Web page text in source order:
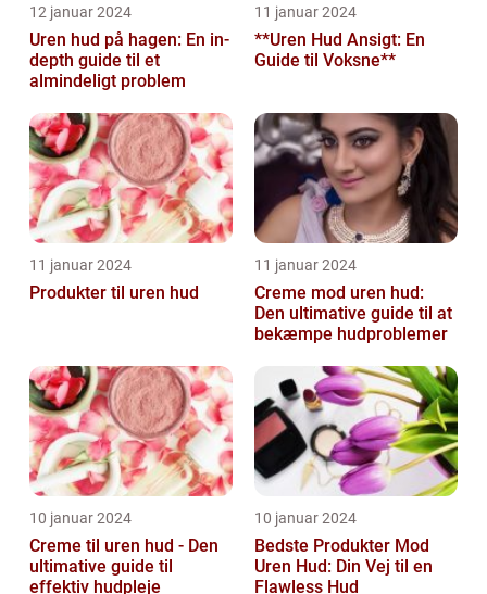
12 januar 2024
Uren hud på hagen: En in-
depth guide til et
almindeligt problem
11 januar 2024
**Uren Hud Ansigt: En
Guide til Voksne**
11 januar 2024
Produkter til uren hud
11 januar 2024
Creme mod uren hud:
Den ultimative guide til at
bekæmpe hudproblemer
10 januar 2024
Creme til uren hud - Den
ultimative guide til
effektiv hudpleje
10 januar 2024
Bedste Produkter Mod
Uren Hud: Din Vej til en
Flawless Hud